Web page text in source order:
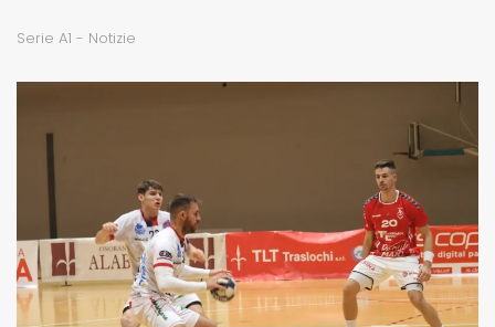
Serie A1 - Notizie